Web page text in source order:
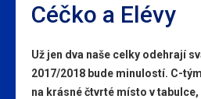
Céčko a Elévy
Už jen dva naše celky odehrají
2017/2018 bude minulostí. C-
na krásné čtvrté místo v